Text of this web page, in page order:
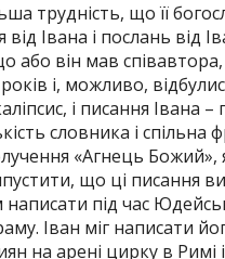
трудність, що її
від Івана і послань від
або він мав
і, можливо,
і писання Івана
словника і спільна
«Агнець
що ці писання
написати під час
Іван міг написати
на арені цирку в Римі